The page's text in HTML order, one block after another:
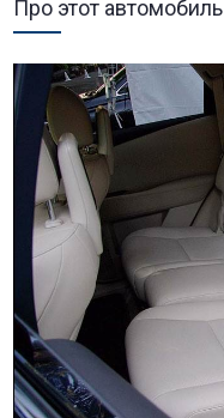
Про этот автомобиль